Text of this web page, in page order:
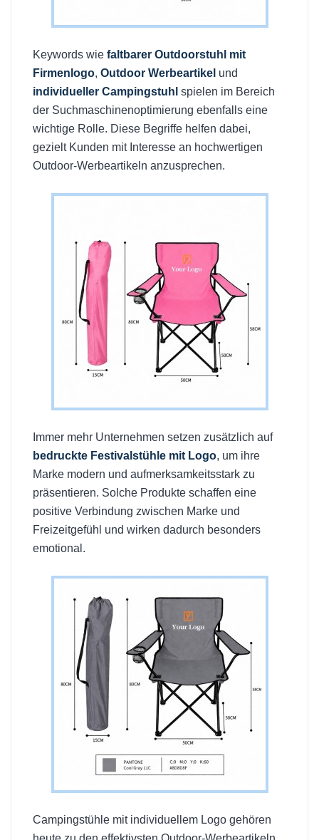
Keywords wie faltbarer Outdoorstuhl mit
Firmenlogo, Outdoor Werbeartikel und
individueller Campingstuhl spielen im Bereich
der Suchmaschinenoptimierung ebenfalls eine
wichtige Rolle. Diese Begriffe helfen dabei,
gezielt Kunden mit Interesse an hochwertigen
Outdoor-Werbeartikeln anzusprechen.
Immer mehr Unternehmen setzen zusätzlich auf
bedruckte Festivalstühle mit Logo, um ihre
Marke modern und aufmerksamkeitsstark zu
präsentieren. Solche Produkte schaffen eine
positive Verbindung zwischen Marke und
Freizeitgefühl und wirken dadurch besonders
emotional.
Campingstühle mit individuellem Logo gehören